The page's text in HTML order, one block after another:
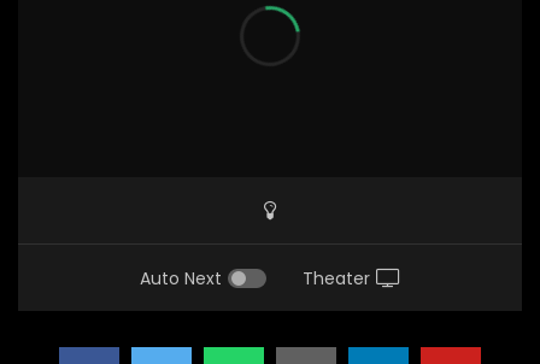
Auto Next Theater